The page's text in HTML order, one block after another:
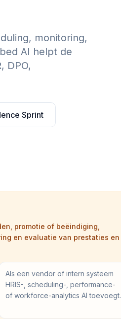
monitoring,
AI helpt de
DPO,
Sprint
promotie of beëindiging,
en evaluatie van prestaties en
Als een vendor of intern systeem
HRIS-, scheduling-, performance-
of workforce-analytics AI toevoegt.